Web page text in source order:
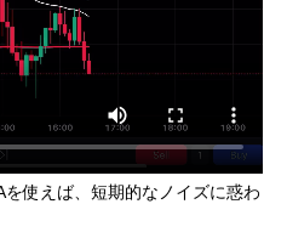
を使えば、短期的なノイズに惑わ